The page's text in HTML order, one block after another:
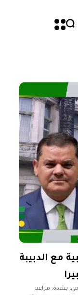
مع الدبيبة
بشدة، مزاعم